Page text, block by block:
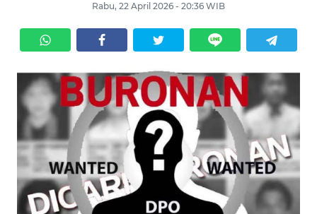
Rabu, 22 April 2026 - 20:36 WIB
SERBA-
SERBI
HUKRIM
OPINI
PERISTIWA
Informasi